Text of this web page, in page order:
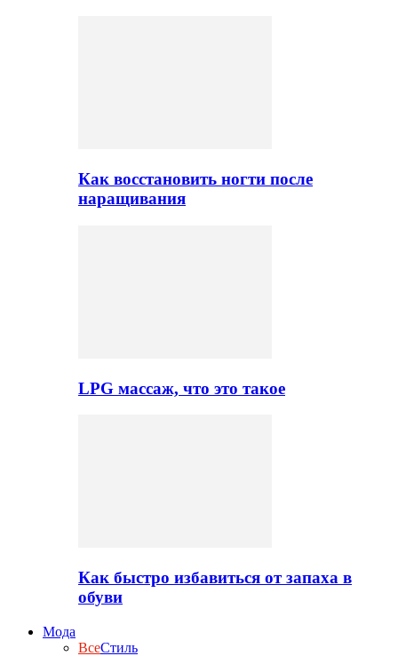
Как восстановить ногти после
наращивания
LPG массаж, что это такое
Как быстро избавиться от запаха в
обуви
Мода
ВсеСтиль